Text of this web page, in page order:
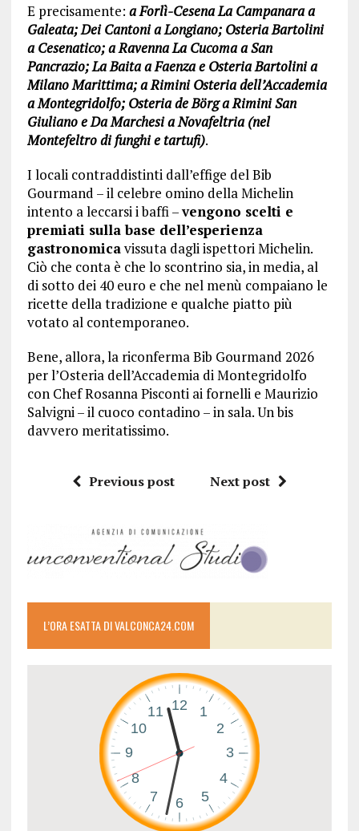
E precisamente: a Forlì-Cesena La Campanara a
Galeata; Dei Cantoni a Longiano; Osteria Bartolini
a Cesenatico; a Ravenna La Cucoma a San
Pancrazio; La Baita a Faenza e Osteria Bartolini a
Milano Marittima; a Rimini Osteria dell’Accademia
a Montegridolfo; Osteria de Börg a Rimini San
Giuliano e Da Marchesi a Novafeltria (nel
Montefeltro di funghi e tartufi).
I locali contraddistinti dall’effige del Bib
Gourmand – il celebre omino della Michelin
intento a leccarsi i baffi –vengono scelti e
premiati sulla base dell’esperienza
gastronomicavissuta dagli ispettori Michelin.
Ciò che conta è che lo scontrino sia, in media, al
di sotto dei 40 euro e che nel menù compaiano le
ricette della tradizione e qualche piatto più
votato al contemporaneo.
Bene, allora, la riconferma Bib Gourmand 2026
per l’Osteria dell’Accademia di Montegridolfo
con Chef Rosanna Pisconti ai fornelli e Maurizio
Salvigni – il cuoco contadino – in sala. Un bis
davvero meritatissimo.
Previous post Next post
L’ORA ESATTA DI VALCONCA24.COM